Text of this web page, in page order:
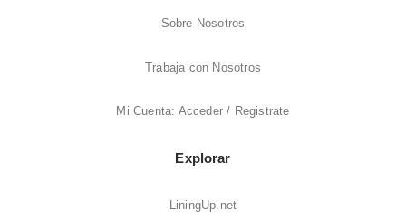
Sobre Nosotros
Trabaja con Nosotros
Mi Cuenta: Acceder / Registrate
Explorar
LiningUp.net